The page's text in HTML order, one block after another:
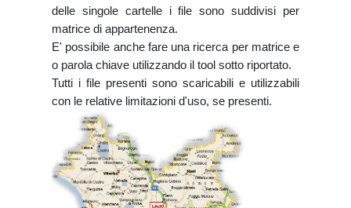
delle singole cartelle i file sono suddivisi per
matrice di appartenenza.
E' possibile anche fare una ricerca per matrice e
o parola chiave utilizzando il tool sotto riportato.
Tutti i file presenti sono scaricabili e utilizzabili
con le relative limitazioni d'uso, se presenti.